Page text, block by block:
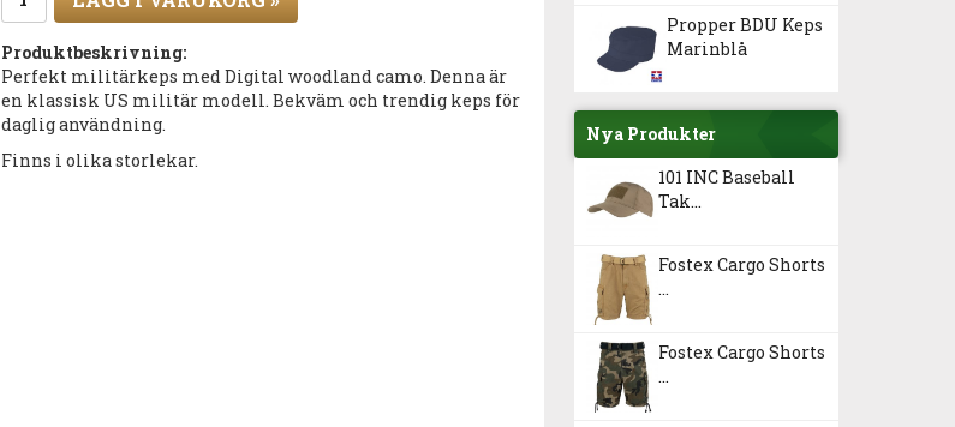
Propper BDU Keps
Marinblå
Nya Produkter
101 INC Baseball
Tak...
Fostex Cargo Shorts
...
Fostex Cargo Shorts
...
Produktbeskrivning:
Perfekt militärkeps med Digital woodland camo. Denna är
en klassisk US militär modell. Bekväm och trendig keps för
daglig användning.
Finns i olika storlekar.